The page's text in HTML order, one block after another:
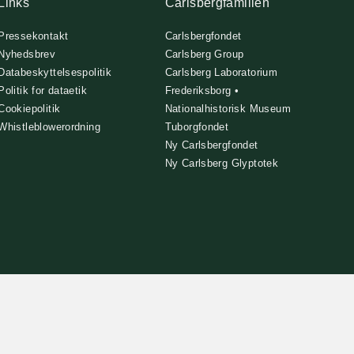
for dataetik
Carlsbergfondet
Carlsberg Group
Carlsberg Laboratorium
Frederiksborg •
Nationalhistorisk Museum
Tuborgfondet
Ny Carlsbergfondet
Ny Carlsberg Glyptotek